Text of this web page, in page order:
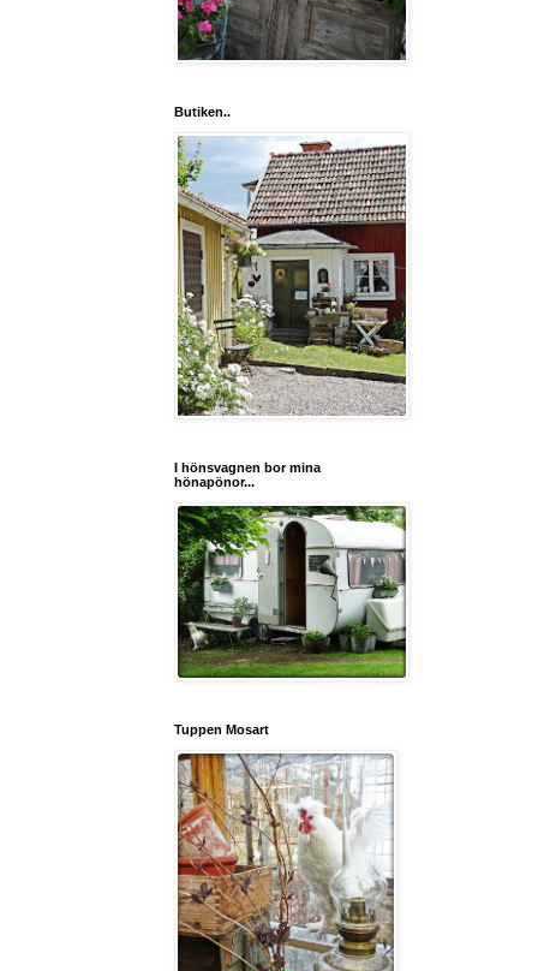
Butiken..
I hönsvagnen bor mina
hönapönor...
Tuppen Mosart